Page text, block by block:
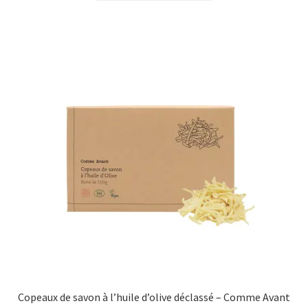
Copeaux de savon à l’huile d’olive déclassé – Comme Avant